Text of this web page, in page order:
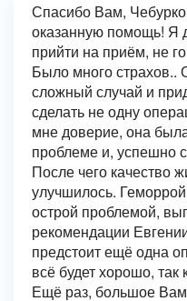
Спасибо Вам,
оказанную помощь! Я
прийти на приём, не
Было много страхов..
сложный случай и
сделать не одну
мне доверие, она
проблеме и, успешно
После чего качество
улучшилось.
острой проблемой,
рекомендации
предстоит ещё одна
всё будет хорошо,
Ещё раз, большое